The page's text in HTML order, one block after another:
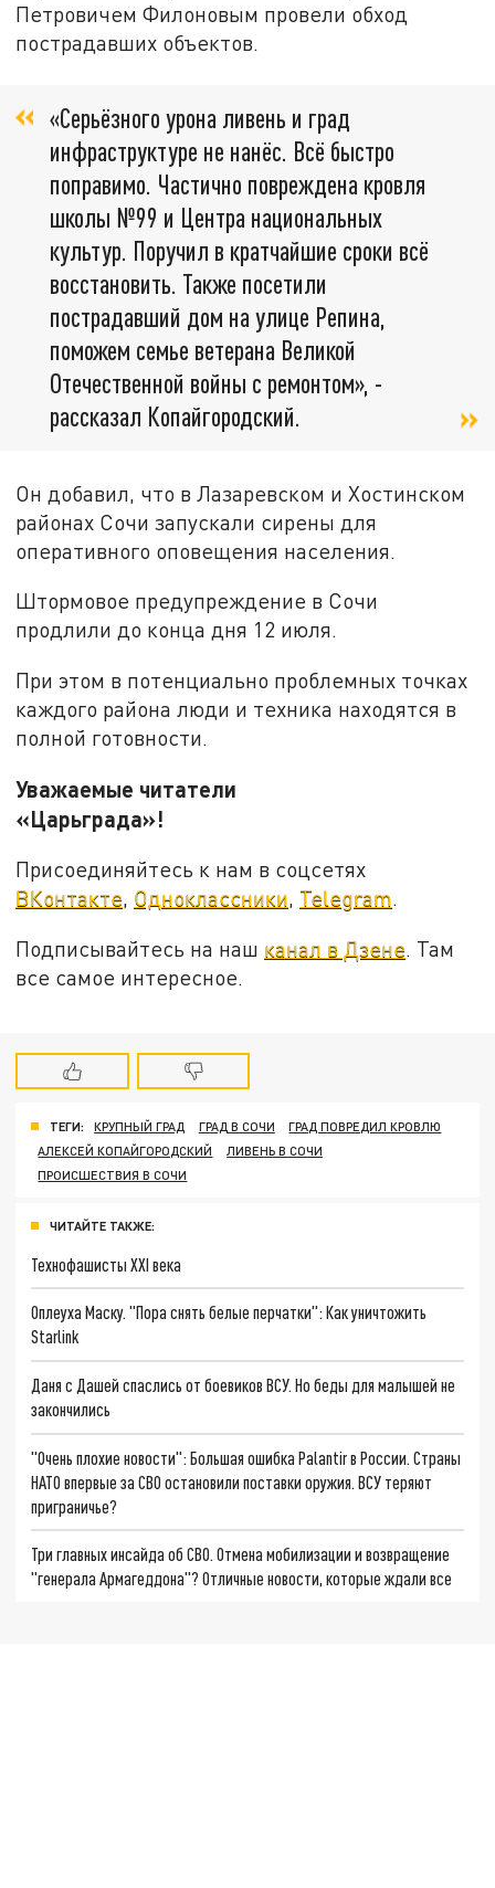
Петровичем Филоновым провели обход
пострадавших объектов.
«Серьёзного урона ливень и град
инфраструктуре не нанёс. Всё быстро
поправимо. Частично повреждена кровля
школы №99 и Центра национальных
культур. Поручил в кратчайшие сроки всё
восстановить. Также посетили
пострадавший дом на улице Репина,
поможем семье ветерана Великой
Отечественной войны с ремонтом», -
рассказал Копайгородский.
Он добавил, что в Лазаревском и Хостинском
районах Сочи запускали сирены для
оперативного оповещения населения.
Штормовое предупреждение в Сочи
продлили до конца дня 12 июля.
При этом в потенциально проблемных точках
каждого района люди и техника находятся в
полной готовности.
Уважаемые читатели
«Царьграда»!
Присоединяйтесь к нам в соцсетях
ВКонтакте, Одноклассники, Telegram.
Подписывайтесь на наш канал в Дзене. Там
все самое интересное.
ТЕГИ: КРУПНЫЙ ГРАД ГРАД В СОЧИ
ГРАД ПОВРЕДИЛ КРОВЛЮ
АЛЕКСЕЙ КОПАЙГОРОДСКИЙ
ЛИВЕНЬ В СОЧИ
ПРОИСШЕСТВИЯ В СОЧИ
ЧИТАЙТЕ ТАКЖЕ:
Технофашисты XXI века
Оплеуха Маску. "Пора снять белые перчатки": Как уничтожить
Starlink
Даня с Дашей спаслись от боевиков ВСУ. Но беды для малышей не
закончились
"Очень плохие новости": Большая ошибка Palantir в России. Страны
НАТО впервые за СВО остановили поставки оружия. ВСУ теряют
приграничье?
Три главных инсайда об СВО. Отмена мобилизации и возвращение
"генерала Армагеддона"? Отличные новости, которые ждали все